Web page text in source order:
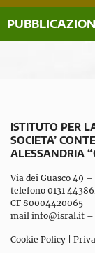
ISTITUTO PER
SOCIETA’
ALESSANDRIA
Via dei Guasco 49 –
telefono 0131
CF 80004420065
mail info@isral.it –
Cookie Policy